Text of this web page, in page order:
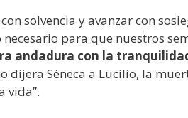
solvencia y avanzar con
para que nuestros
andadura con la
dijera Séneca a Lucilio, la
vida”.